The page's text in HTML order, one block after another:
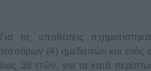
Για τις υποθέσεις
τεσσάρων (4) ημεδαπών και ενός
έως 38 ετών, για τα κατά